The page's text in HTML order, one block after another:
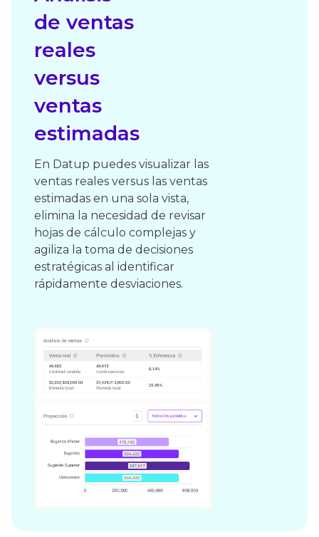
de ventas
reales
versus
ventas
estimadas
En Datup puedes visualizar las
ventas reales versus las ventas
estimadas en una sola vista,
elimina la necesidad de revisar
hojas de cálculo complejas y
agiliza la toma de decisiones
estratégicas al identificar
rápidamente desviaciones.